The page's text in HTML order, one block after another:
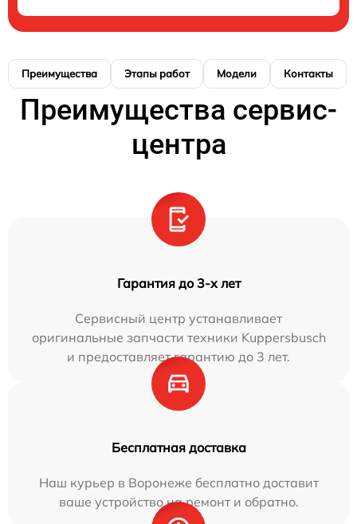
Преимущества Этапы работ Модели Контакты
Преимущества сервис-
центра
Гарантия до 3-х лет
Сервисный центр устанавливает
оригинальные запчасти техники Kuppersbusch
и предоставляет гарантию до 3 лет.
Бесплатная доставка
Наш курьер в Воронеже бесплатно доставит
ваше устройство на ремонт и обратно.